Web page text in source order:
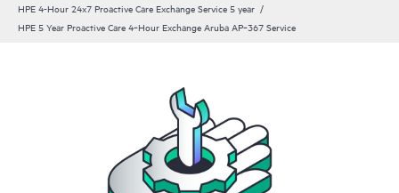
HPE 4-Hour 24x7 Proactive Care Exchange Service 5 year
HPE 5 Year Proactive Care 4‑Hour Exchange Aruba AP‑367 Service